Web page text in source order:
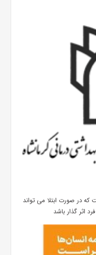
در صورت ابتلا می تواند
اثر گذار باشد